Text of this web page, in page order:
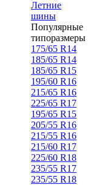
Летние
шины
Популярные
типоразмеры
175/65 R14
185/65 R14
185/65 R15
195/60 R16
215/65 R16
225/65 R17
195/65 R15
205/55 R16
215/55 R16
215/60 R17
225/60 R18
235/55 R17
235/55 R18